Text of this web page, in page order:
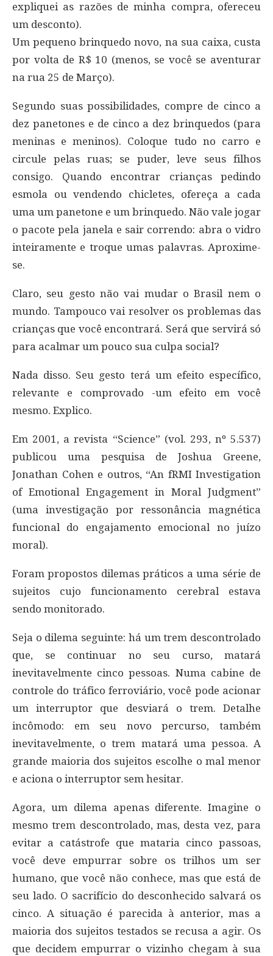
expliquei as razões de minha compra, ofereceu
um desconto).
Um pequeno brinquedo novo, na sua caixa, custa
por volta de R$ 10 (menos, se você se aventurar
na rua 25 de Março).
Segundo suas possibilidades, compre de cinco a
dez panetones e de cinco a dez brinquedos (para
meninas e meninos). Coloque tudo no carro e
circule pelas ruas; se puder, leve seus filhos
consigo. Quando encontrar crianças pedindo
esmola ou vendendo chicletes, ofereça a cada
uma um panetone e um brinquedo. Não vale jogar
o pacote pela janela e sair correndo: abra o vidro
inteiramente e troque umas palavras. Aproxime-
se.
Claro, seu gesto não vai mudar o Brasil nem o
mundo. Tampouco vai resolver os problemas das
crianças que você encontrará. Será que servirá só
para acalmar um pouco sua culpa social?
Nada disso. Seu gesto terá um efeito específico,
relevante e comprovado -um efeito em você
mesmo. Explico.
Em 2001, a revista “Science” (vol. 293, nº 5.537)
publicou uma pesquisa de Joshua Greene,
Jonathan Cohen e outros, “An fRMI Investigation
of Emotional Engagement in Moral Judgment”
(uma investigação por ressonância magnética
funcional do engajamento emocional no juízo
moral).
Foram propostos dilemas práticos a uma série de
sujeitos cujo funcionamento cerebral estava
sendo monitorado.
Seja o dilema seguinte: há um trem descontrolado
que, se continuar no seu curso, matará
inevitavelmente cinco pessoas. Numa cabine de
controle do tráfico ferroviário, você pode acionar
um interruptor que desviará o trem. Detalhe
incômodo: em seu novo percurso, também
inevitavelmente, o trem matará uma pessoa. A
grande maioria dos sujeitos escolhe o mal menor
e aciona o interruptor sem hesitar.
Agora, um dilema apenas diferente. Imagine o
mesmo trem descontrolado, mas, desta vez, para
evitar a catástrofe que mataria cinco passoas,
você deve empurrar sobre os trilhos um ser
humano, que você não conhece, mas que está de
seu lado. O sacrifício do desconhecido salvará os
cinco. A situação é parecida à anterior, mas a
maioria dos sujeitos testados se recusa a agir. Os
que decidem empurrar o vizinho chegam à sua